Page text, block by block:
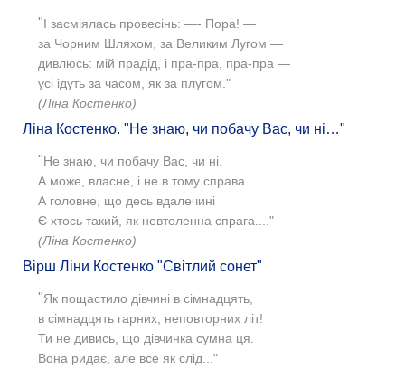
"І засміялась провесінь: —- Пора! —
за Чорним Шляхом, за Великим Лугом —
дивлюсь: мій прадід, і пра-пра, пра-пра —
усі ідуть за часом, як за плугом."
(Ліна Костенко)
Ліна Костенко. "Не знаю, чи побачу Вас, чи ні…"
"Не знаю, чи побачу Вас, чи ні.
А може, власне, і не в тому справа.
А головне, що десь вдалечині
Є хтось такий, як невтоленна спрага...."
(Ліна Костенко)
Вірш Ліни Костенко "Світлий сонет"
"Як пощастило дівчині в сімнадцять,
в сімнадцять гарних, неповторних літ!
Ти не дивись, що дівчинка сумна ця.
Вона ридає, але все як слід..."